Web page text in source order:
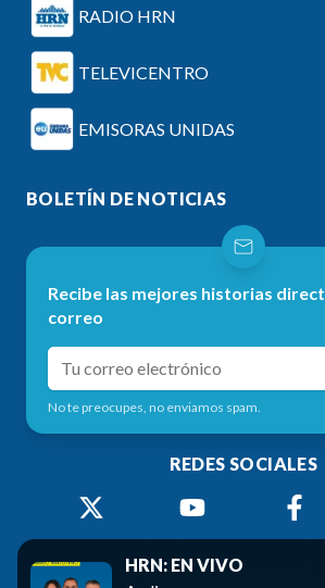
RADIO HRN
TELEVICENTRO
EMISORAS UNIDAS
BOLETÍN DE NOTICIAS
Recibe las mejores historias
correo
No te preocupes, no enviamos spam.
REDES SOCIALES
HRN: EN VIVO